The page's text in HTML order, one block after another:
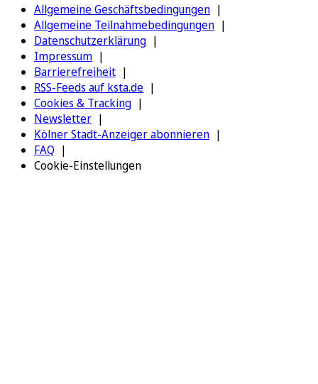
Allgemeine Geschäftsbedingungen
Allgemeine Teilnahmebedingungen
Datenschutzerklärung
Impressum
Barrierefreiheit
RSS-Feeds auf ksta.de
Cookies & Tracking
Newsletter
Kölner Stadt-Anzeiger abonnieren
FAQ
Cookie-Einstellungen